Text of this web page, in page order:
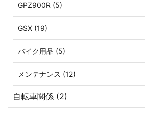
GPZ900R (5)
GSX (19)
バイク用品 (5)
メンテナンス (12)
自転車関係 (2)